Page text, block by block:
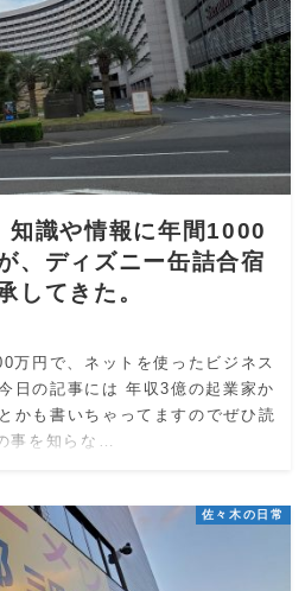
知識や情報に年間1000
、ディズニー缶詰合宿
してきた。
万円で、ネットを使ったビジネス
日の記事には 年収3億の起業家か
かも書いちゃってますのでぜひ読
事を知らな…
佐々木の日常